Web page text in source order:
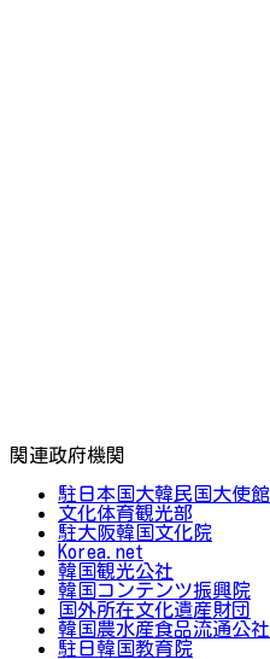
関連政府機関
駐日本国大韓民国大使館
文化体育観光部
駐大阪韓国文化院
Korea.net
韓国観光公社
韓国コンテンツ振興院
国外所在文化遺産財団
韓国農水産食品流通公社
駐日韓国教育院